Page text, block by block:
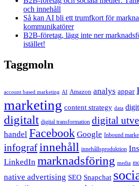
och innehåll
Så kan AI bli ett trumfkort för
kommunikatörer
B2B-företag, lägg inte ner
istället!
Taggmoln
account based marketing AI Amazon analys appar
marketing content strategy data
digitalt digital transformation digital
handel Facebook Google Inbound
infograf innehåll innehållsproduktion
LinkedIn marknadsföring media
native advertising SEO Snapchat